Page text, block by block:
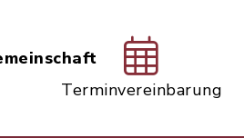
Terminvereinbarung